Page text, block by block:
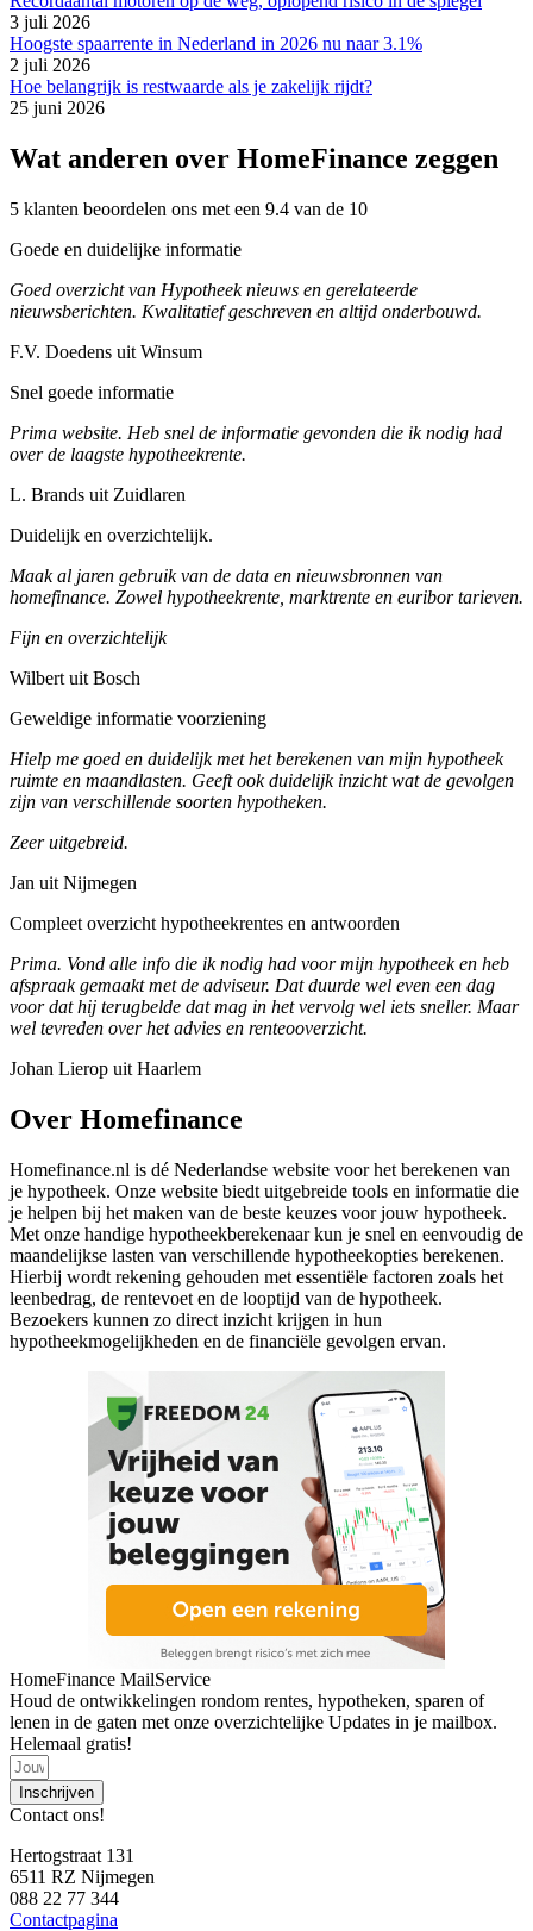
3 juli 2026
Hoogste spaarrente in Nederland in 2026 nu naar 3.1%
2 juli 2026
Hoe belangrijk is restwaarde als je zakelijk rijdt?
25 juni 2026
Wat anderen over HomeFinance zeggen
5 klanten beoordelen ons met een 9.4 van de 10
Goede en duidelijke informatie
Goed overzicht van Hypotheek nieuws en gerelateerde
nieuwsberichten. Kwalitatief geschreven en altijd onderbouwd.
F.V. Doedens uit Winsum
Snel goede informatie
Prima website. Heb snel de informatie gevonden die ik nodig had
over de laagste hypotheekrente.
L. Brands uit Zuidlaren
Duidelijk en overzichtelijk.
Maak al jaren gebruik van de data en nieuwsbronnen van
homefinance. Zowel hypotheekrente, marktrente en euribor tarieven.
Fijn en overzichtelijk
Wilbert uit Bosch
Geweldige informatie voorziening
Hielp me goed en duidelijk met het berekenen van mijn hypotheek
ruimte en maandlasten. Geeft ook duidelijk inzicht wat de gevolgen
zijn van verschillende soorten hypotheken.
Zeer uitgebreid.
Jan uit Nijmegen
Compleet overzicht hypotheekrentes en antwoorden
Prima. Vond alle info die ik nodig had voor mijn hypotheek en heb
afspraak gemaakt met de adviseur. Dat duurde wel even een dag
voor dat hij terugbelde dat mag in het vervolg wel iets sneller. Maar
wel tevreden over het advies en renteooverzicht.
Johan Lierop uit Haarlem
Over Homefinance
Homefinance.nl is dé Nederlandse website voor het berekenen van
je hypotheek. Onze website biedt uitgebreide tools en informatie die
je helpen bij het maken van de beste keuzes voor jouw hypotheek.
Met onze handige hypotheekberekenaar kun je snel en eenvoudig de
maandelijkse lasten van verschillende hypotheekopties berekenen.
Hierbij wordt rekening gehouden met essentiële factoren zoals het
leenbedrag, de rentevoet en de looptijd van de hypotheek.
Bezoekers kunnen zo direct inzicht krijgen in hun
hypotheekmogelijkheden en de financiële gevolgen ervan.
HomeFinance MailService
Houd de ontwikkelingen rondom rentes, hypotheken, sparen of
lenen in de gaten met onze overzichtelijke Updates in je mailbox.
Helemaal gratis!
Inschrijven
Contact ons!
Hertogstraat 131
6511 RZ Nijmegen
088 22 77 344
Contactpagina